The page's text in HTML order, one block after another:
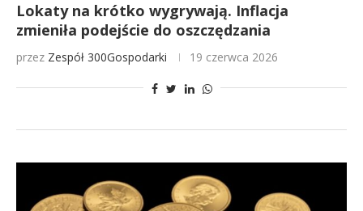
Lokaty na krótko wygrywają. Inflacja
zmieniła podejście do oszczędzania
przez Zespół 300Gospodarki 19 czerwca 2026